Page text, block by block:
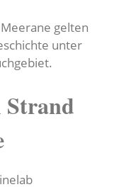
gelten
unter
Strand